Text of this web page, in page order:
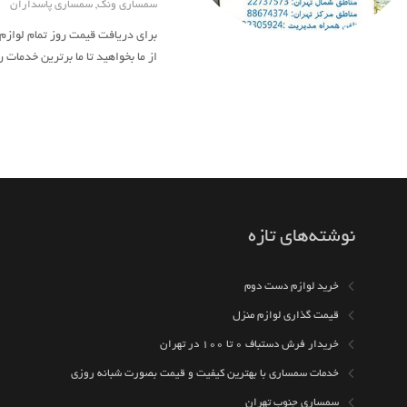
سمساری ونک,سمساری پاسداران
برای دریافت قیمت روز تمام
از ما بخواهید تا ما برترین
نوشته‌های تازه
خرید لوازم دست دوم
قیمت گذاری لوازم منزل
خریدار فرش دستباف ۰ تا ۱۰۰ در تهران
خدمات سمساری با بهترین کیفیت و قیمت بصورت شبانه روزی
سمساری جنوب تهران